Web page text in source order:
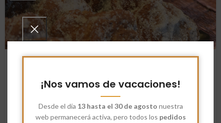
¡Nos vamos de vacaciones!
Desde el día 13 hasta el 30 de agosto nuestra
web permanecerá activa, pero todos los pedidos
Bartolomé Méndez
Tabla de Contenidos Introducción Ingrediente...
SEGUIR LEYENDO